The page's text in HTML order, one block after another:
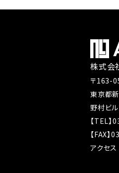
株式会
〒163-
東京都
野村ビ
【TEL
【FAX
アクセス